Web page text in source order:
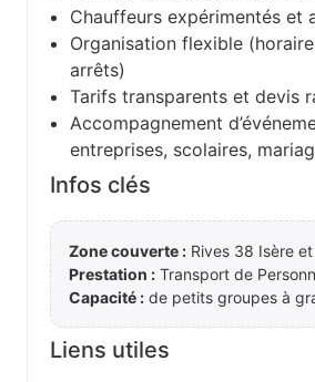
Chauffeurs expérimentés et
Organisation flexible
arrêts)
Tarifs transparents et devis
Accompagnement
entreprises, scolaires,
Infos clés
Zone couverte : Rives 38 Isère
Prestation : Transport de
Capacité : de petits groupes à
Liens utiles